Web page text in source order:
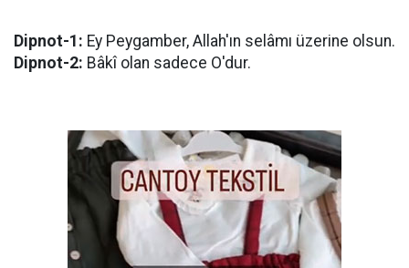
Dipnot-1: Ey Peygamber, Allah'ın selâmı üzerine olsun.
Dipnot-2: Bâkî olan sadece O'dur.